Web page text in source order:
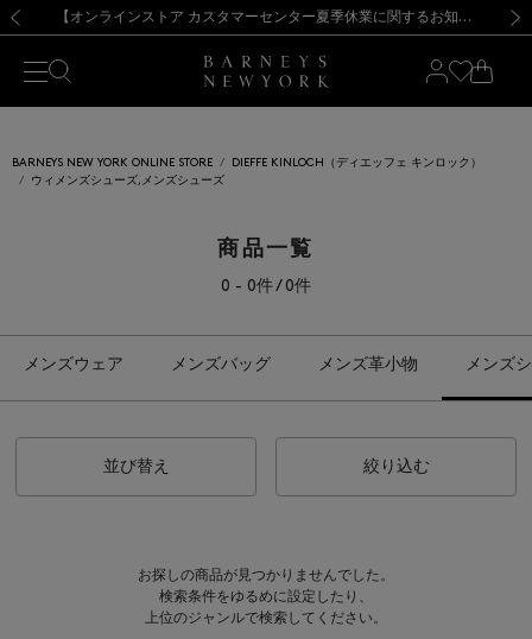
新規登録のお客様も対象！＜MY BARNEYS＞会員のお客様は11,000円（税込）以上のお買上げで常時送料無料！お買い物の際は会員登録を！
【夏季休業に伴う出荷一時停止のお知らせ】(2026.8.7) 【オンラインストア カスタマーセンター夏季休業に関するお知らせ】（2026.8.7）
【夏季休業に伴う返品・交換承り一時停止のお知らせ】（2026.8.5）
熊本県を中心とした地震の影響によるお荷物のお届けについて
【開催中】SUMMER SALEのご案内・ご注意事項 新規登録のお客様も対象！＜MY BARNEYS＞会員のお客様は11,000円（税込）以上のお買上げで常時送料無料！お買い物の際は会員登録を！
【夏季休業に伴う出荷一時停止のお知らせ】(2026.8.7)
BARNEYS NEW YORK ONLINE STORE
DIEFFE KINLOCH（ディエッフェ キンロック）
ウィメンズシューズ,メンズシューズ
商品一覧
0 - 0件 / 0件
メンズウェア メンズバッグ メンズ革小物 メンズ
並び替え 絞り込む
お探しの商品が見つかりませんでした。
検索条件をゆるめに設定したり、
上位のジャンルで検索してください。